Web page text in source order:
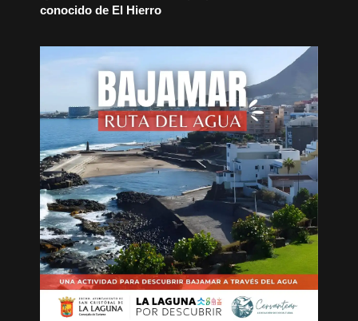
conocido de El Hierro